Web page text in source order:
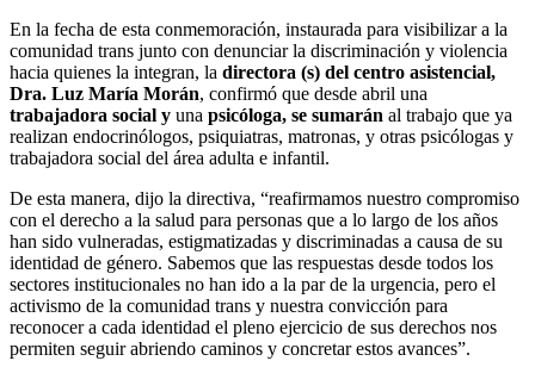
En la fecha de esta conmemoración, instaurada para visibilizar a la
comunidad trans junto con denunciar la discriminación y violencia
hacia quienes la integran, la directora (s) del centro asistencial,
Dra. Luz María Morán, confirmó que desde abril una
trabajadora social y una psicóloga, se sumarán al trabajo que ya
realizan endocrinólogos, psiquiatras, matronas, y otras psicólogas y
trabajadora social del área adulta e infantil.
De esta manera, dijo la directiva, “reafirmamos nuestro compromiso
con el derecho a la salud para personas que a lo largo de los años
han sido vulneradas, estigmatizadas y discriminadas a causa de su
identidad de género. Sabemos que las respuestas desde todos los
sectores institucionales no han ido a la par de la urgencia, pero el
activismo de la comunidad trans y nuestra convicción para
reconocer a cada identidad el pleno ejercicio de sus derechos nos
permiten seguir abriendo caminos y concretar estos avances”.